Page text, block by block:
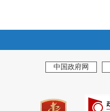
中国政府网